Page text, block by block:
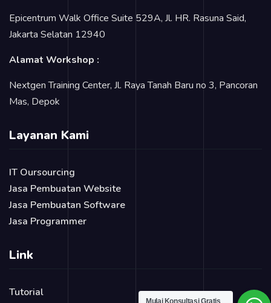
Epicentrum Walk Office Suite 529A, Jl. HR. Rasuna Said,
Jakarta Selatan 12940
Alamat Workshop :
Nextgen Training Center, Jl. Raya Tanah Baru no 3, Pancoran
Mas, Depok
Layanan Kami
IT Oursourcing
Jasa Pembuatan Website
Jasa Pembuatan Software
Jasa Programmer
Link
Tutorial
Mulai Konsultasi Gratis